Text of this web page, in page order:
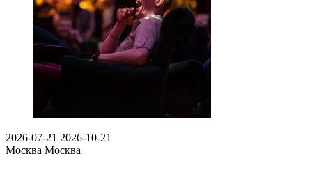
2026-07-21 2026-10-21
Москва Москва